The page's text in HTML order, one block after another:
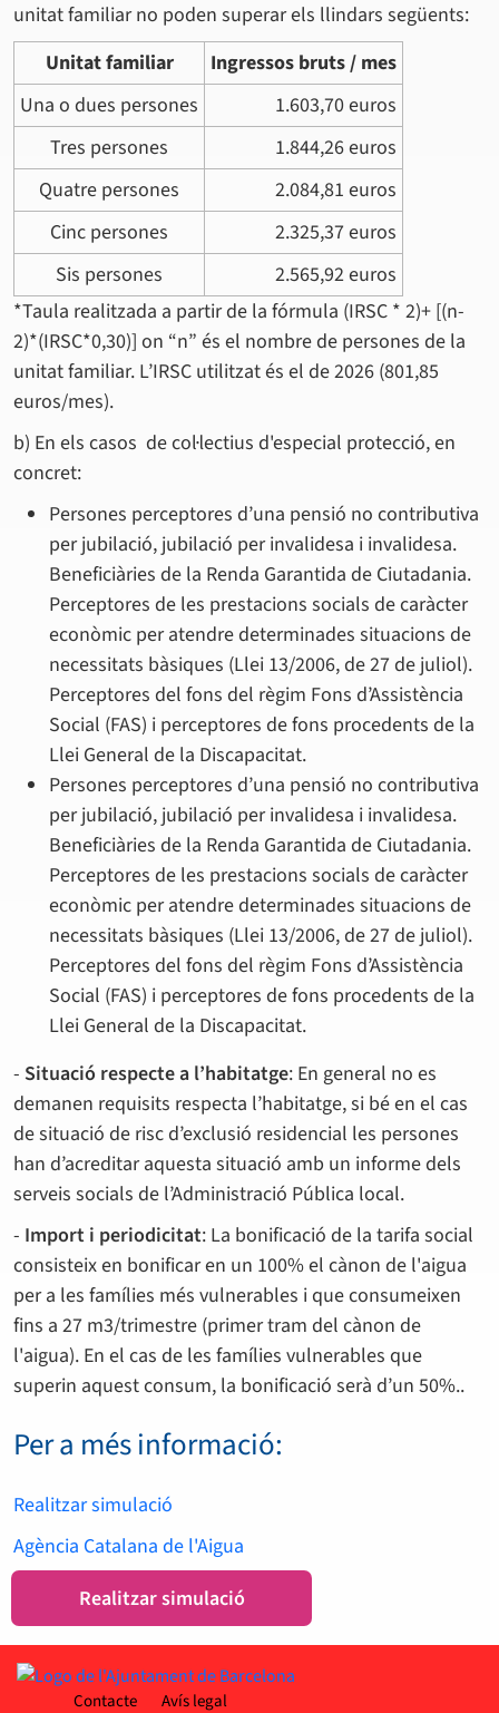
Realitzar simulació
unitat familiar no poden superar els llindars següents:
Unitat familiar
Ingressos bruts / mes
Una o dues persones
1.603,70 euros
Tres persones
1.844,26 euros
Quatre persones
2.084,81 euros
Cinc persones
2.325,37 euros
Sis persones
2.565,92 euros
*Taula realitzada a partir de la fórmula (IRSC * 2)+ [(n-
2)*(IRSC*0,30)] on “n” és el nombre de persones de la
unitat familiar. L’IRSC utilitzat és el de 2026 (801,85
euros/mes).
b) En els casos de col·lectius d'especial protecció, en
concret:
Persones perceptores d’una pensió no contributiva
per jubilació, jubilació per invalidesa i invalidesa.
Beneficiàries de la Renda Garantida de Ciutadania.
Perceptores de les prestacions socials de caràcter
econòmic per atendre determinades situacions de
necessitats bàsiques (Llei 13/2006, de 27 de juliol).
Perceptores del fons del règim Fons d’Assistència
Social (FAS) i perceptores de fons procedents de la
Llei General de la Discapacitat.
Persones perceptores d’una pensió no contributiva
per jubilació, jubilació per invalidesa i invalidesa.
Beneficiàries de la Renda Garantida de Ciutadania.
Perceptores de les prestacions socials de caràcter
econòmic per atendre determinades situacions de
necessitats bàsiques (Llei 13/2006, de 27 de juliol).
Perceptores del fons del règim Fons d’Assistència
Social (FAS) i perceptores de fons procedents de la
Llei General de la Discapacitat.
- Situació respecte a l’habitatge: En general no es
demanen requisits respecta l’habitatge, si bé en el cas
de situació de risc d’exclusió residencial les persones
han d’acreditar aquesta situació amb un informe dels
serveis socials de l’Administració Pública local.
- Import i periodicitat: La bonificació de la tarifa social
consisteix en bonificar en un 100% el cànon de l'aigua
per a les famílies més vulnerables i que consumeixen
fins a 27 m3/trimestre (primer tram del cànon de
l'aigua). En el cas de les famílies vulnerables que
superin aquest consum, la bonificació serà d’un 50%..
Per a més informació:
Realitzar simulació
Agència Catalana de l'Aigua
Contacte Avís legal